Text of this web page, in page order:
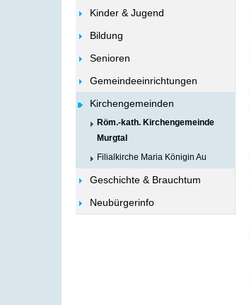
Kinder & Jugend
Bildung
Senioren
Gemeindeeinrichtungen
Kirchengemeinden
Röm.-kath. Kirchengemeinde
Murgtal
Filialkirche Maria Königin Au
Geschichte & Brauchtum
Neubürgerinfo